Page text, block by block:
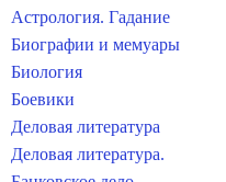
Астрология. Гадание
Биографии и мемуары
Биология
Боевики
Деловая литература
Деловая литература.